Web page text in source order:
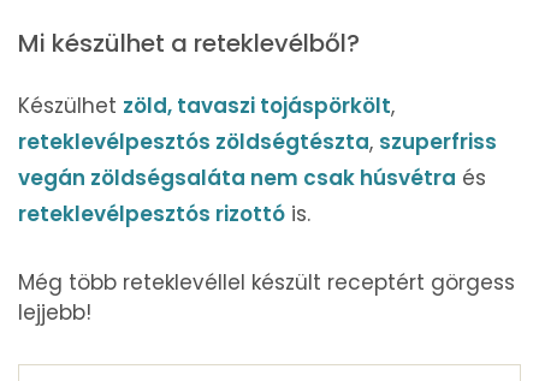
Mi készülhet a reteklevélből?
Készülhet zöld, tavaszi tojáspörkölt,
reteklevélpesztós zöldségtészta, szuperfriss
vegán zöldségsaláta nem csak húsvétra és
reteklevélpesztós rizottó is.
Még több reteklevéllel készült receptért görgess
lejjebb!